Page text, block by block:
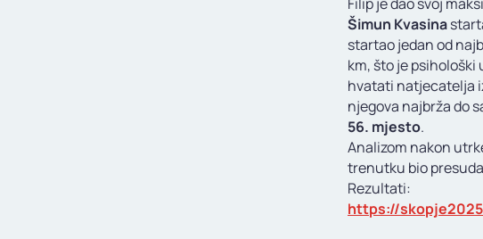
Šimun Kvasina
startao jedan od
km, što je
hvatati natjecatelja
njegova najbrža do
56. mjesto.
Analizom nakon
trenutku bio
Rezultati:
https://